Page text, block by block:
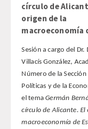
círculo de
origen de la
macroeconomía
Sesión a cargo del Dr.
Villacís González,
Número de la Sección
Políticas y de la
el temaGermán
círculo de Alicante. El
macroeconomía de